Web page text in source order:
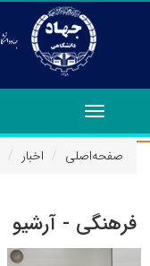
Toggle
navigation
صفحه‌اصلی
اخبار
فرهنگی - آرشیو